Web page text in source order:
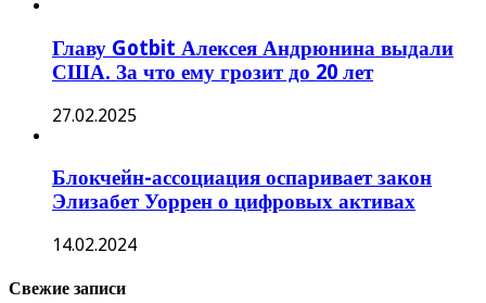
Главу Gotbit Алексея Андрюнина выдали
США. За что ему грозит до 20 лет
27.02.2025
Блокчейн-ассоциация оспаривает закон
Элизабет Уоррен о цифровых активах
14.02.2024
Свежие записи